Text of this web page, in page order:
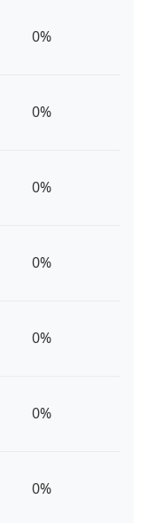
0%
0%
0%
0%
0%
0%
0%